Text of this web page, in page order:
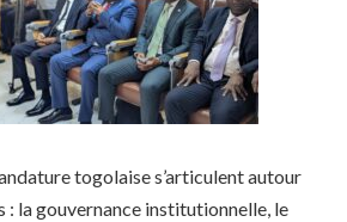
togolaise s’articulent autour
: la gouvernance institutionnelle, le